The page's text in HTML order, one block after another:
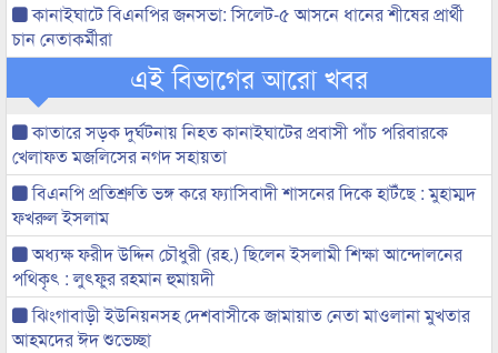
কানাইঘাটে বিএনপির জনসভা: সিলেট-৫ আসনে ধানের শীষের প্রার্থী
চান নেতাকর্মীরা
এই বিভাগের আরো খবর
কাতারে সড়ক দুর্ঘটনায় নিহত কানাইঘাটের প্রবাসী পাঁচ পরিবারকে
খেলাফত মজলিসের নগদ সহায়তা
বিএনপি প্রতিশ্রুতি ভঙ্গ করে ফ্যাসিবাদী শাসনের দিকে হাটঁছে : মুহাম্মদ
ফখরুল ইসলাম
অধ্যক্ষ ফরীদ উদ্দিন চৌধুরী (রহ.) ছিলেন ইসলামী শিক্ষা আন্দোলনের
পথিকৃৎ : লুৎফুর রহমান হুমায়দী
ঝিংগাবাড়ী ইউনিয়নসহ দেশবাসীকে জামায়াত নেতা মাওলানা মুখতার
আহমদের ঈদ শুভেচ্ছা